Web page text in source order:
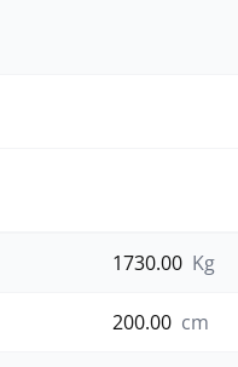
1730.00 Kg
200.00 cm